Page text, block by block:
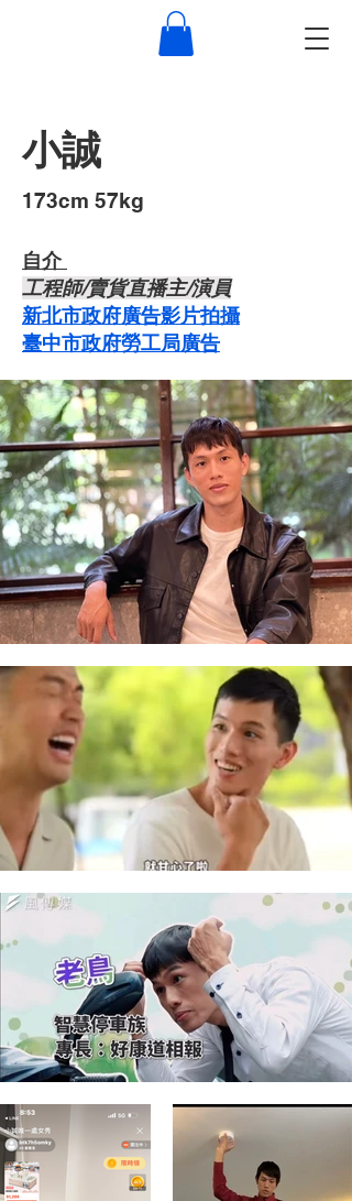
小誠
​173cm 57kg
自介 ​
​工程師/賣貨直播主/演員
新北市政府廣告影片拍攝
臺中市政府勞工局廣告